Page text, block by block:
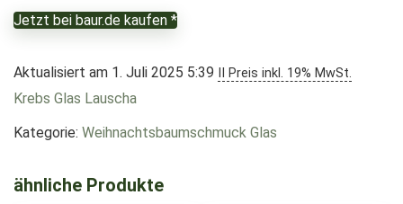
Jetzt bei baur.de kaufen *
Aktualisiert am 1. Juli 2025 5:39 II Preis inkl. 19% MwSt.
Krebs Glas Lauscha
Kategorie: Weihnachtsbaumschmuck Glas
ähnliche Produkte